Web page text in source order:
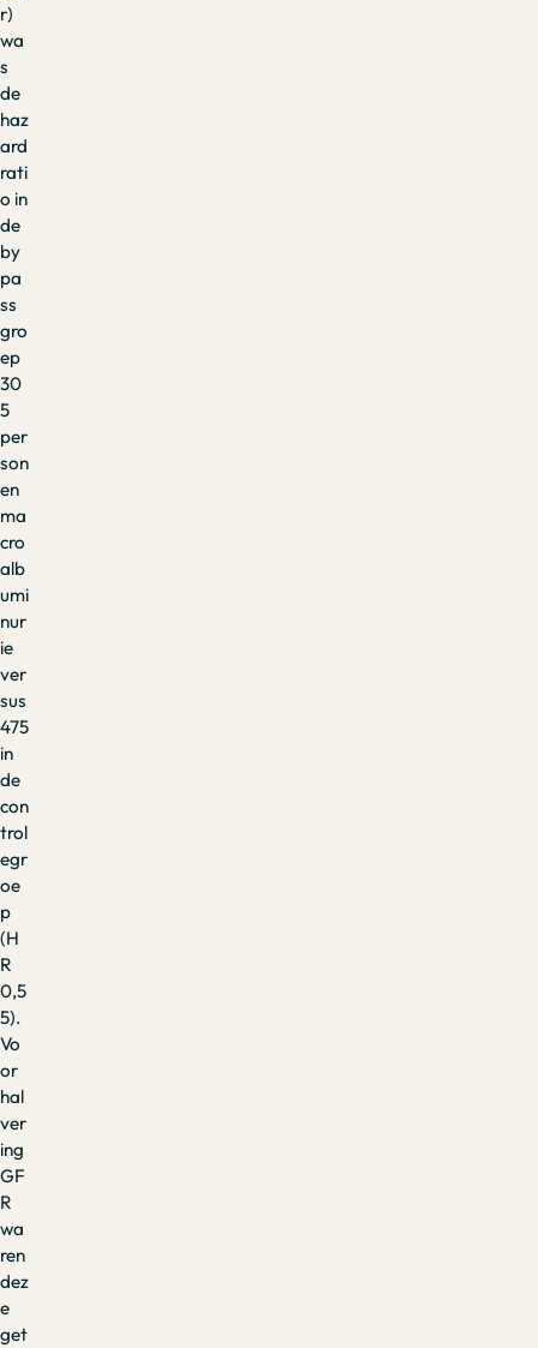
r)
wa
s
de
haz
ard
rati
o in
de
by
pa
ss
gro
ep
30
5
per
son
en
ma
cro
alb
umi
nur
ie
ver
sus
475
in
de
con
trol
egr
oe
p
(H
R
0,5
5).
Vo
or
hal
ver
ing
GF
R
wa
ren
dez
e
get